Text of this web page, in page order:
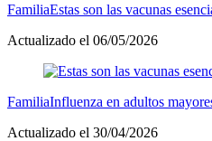
FamiliaEstas son las vacunas
Actualizado el 06/05/2026
FamiliaInfluenza en adultos
Actualizado el 30/04/2026